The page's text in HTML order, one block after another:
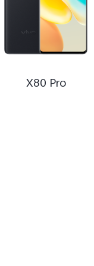
X80 Pro